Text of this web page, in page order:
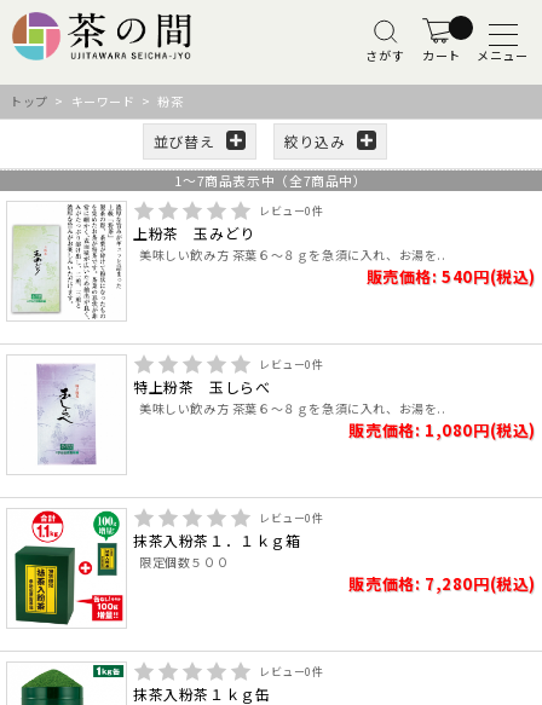
さがす カート メニュー
トップ > キーワード > 粉茶
並び替え 絞り込み
1 ～7商品表示中（全7商品中）
レビュー0件
上粉茶 玉みどり
美味しい飲み方 茶葉６～８ｇを急須に入れ、お湯を..
販売価格: 540円(税込)
レビュー0件
特上粉茶 玉しらべ
美味しい飲み方 茶葉６～８ｇを急須に入れ、お湯を..
販売価格: 1,080円(税込)
レビュー0件
抹茶入粉茶１．１ｋｇ箱
限定個数５００
販売価格: 7,280円(税込)
レビュー0件
抹茶入粉茶１ｋｇ缶